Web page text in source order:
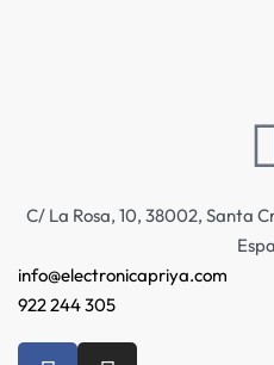
C/ La Rosa, 10, 38002, Santa
info@electronicapriya.com
922 244 305